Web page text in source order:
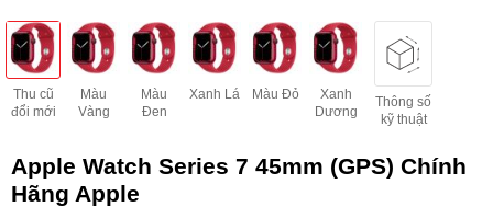
Thu cũ
đổi mới
Màu
Vàng
Màu
Đen
Xanh Lá Màu Đỏ
Xanh
Dương
Thông số
kỹ thuật
Apple Watch Series 7 45mm (GPS) Chính
Hãng Apple